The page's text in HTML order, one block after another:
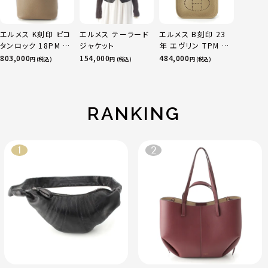
エルメス K刻印 ピコ
タンロック 18PM ト
リヨン ハンドバッグ
803,000円 (税込)
エルメス テーラード
ジャケット
154,000円 (税込)
エルメス B刻印 23
年 エヴリン TPM 16
アマゾン トリヨンク
484,000円 (税込)
RANKING